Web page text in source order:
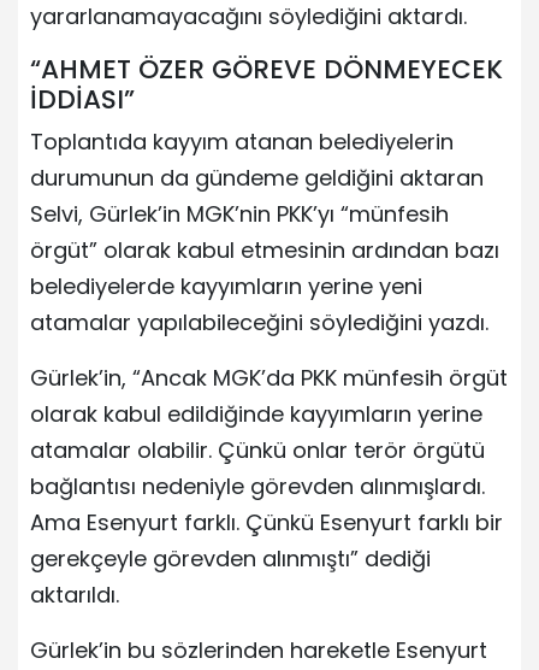
yararlanamayacağını söylediğini aktardı.
“AHMET ÖZER GÖREVE DÖNMEYECEK
İDDİASI”
Toplantıda kayyım atanan belediyelerin
durumunun da gündeme geldiğini aktaran
Selvi, Gürlek’in MGK’nin PKK’yı “münfesih
örgüt” olarak kabul etmesinin ardından bazı
belediyelerde kayyımların yerine yeni
atamalar yapılabileceğini söylediğini yazdı.
Gürlek’in, “Ancak MGK’da PKK münfesih örgüt
olarak kabul edildiğinde kayyımların yerine
atamalar olabilir. Çünkü onlar terör örgütü
bağlantısı nedeniyle görevden alınmışlardı.
Ama Esenyurt farklı. Çünkü Esenyurt farklı bir
gerekçeyle görevden alınmıştı” dediği
aktarıldı.
Gürlek’in bu sözlerinden hareketle Esenyurt